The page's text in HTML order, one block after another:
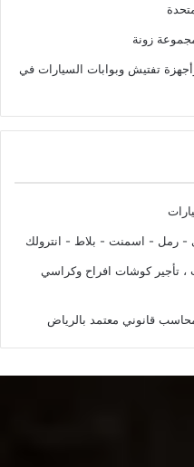
زونة
تفتيش وبوابات السيارات في
- رمل - اسمنت - بلاط - انترولك
، تأجير كوشات افراح وكراسي
قانوني معتمد بالرياض